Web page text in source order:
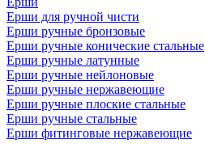
Ерши для ручной чисти
Ерши ручные бронзовые
Ерши ручные конические стальные
Ерши ручные латунные
Ерши ручные нейлоновые
Ерши ручные нержавеющие
Ерши ручные плоские стальные
Ерши ручные стальные
Ерши фитинговые нержавеющие